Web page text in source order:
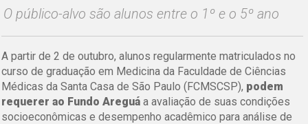
O público-alvo são alunos entre o 1º e o 5º ano
A partir de 2 de outubro, alunos regularmente matriculados no
curso de graduação em Medicina da Faculdade de Ciências
Médicas da Santa Casa de São Paulo (FCMSCSP), podem
requerer ao Fundo Areguá a avaliação de suas condições
socioeconômicas e desempenho acadêmico para análise de